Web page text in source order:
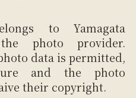
to Yamagata
photo provider.
data is permitted,
and the photo
their copyright.